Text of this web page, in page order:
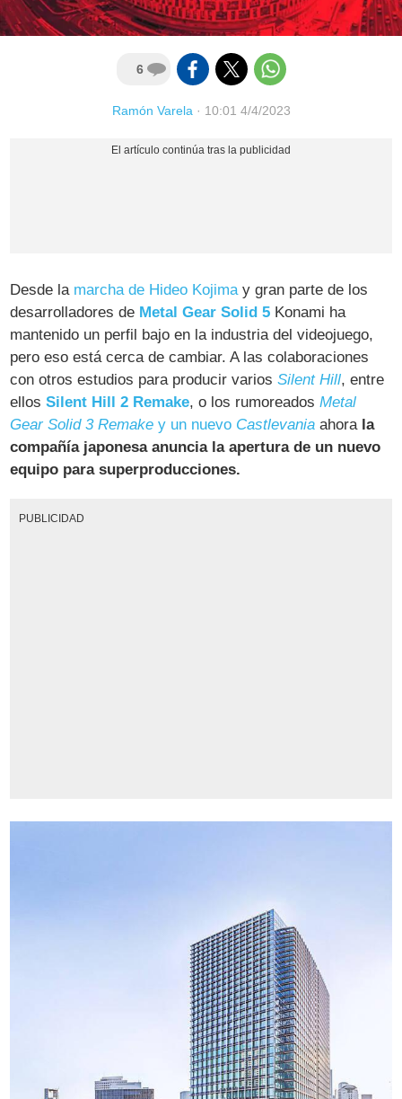
6
Ramón Varela· 10:01 4/4/2023
Desde la marcha de Hideo Kojimay gran parte de los
desarrolladores de Metal Gear Solid 5 Konami ha
mantenido un perfil bajo en la industria del videojuego,
pero eso está cerca de cambiar. A las colaboraciones
con otros estudios para producir variosSilent Hill, entre
ellosSilent Hill 2 Remake, o los rumoreadosMetal
Gear Solid 3 Remake y un nuevo Castlevania ahora la
compañía japonesa anuncia la apertura de un nuevo
equipo para superproducciones.
PUBLICIDAD